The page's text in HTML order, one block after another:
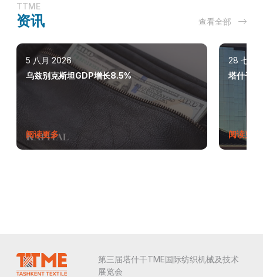
TTME
资讯 查看全部
5 八月 2026
乌兹别克斯坦GDP增长8.5%
阅读更多
28 七月
塔什干
阅读更多
第三届塔什干TME国际纺织机械及技术
展览会